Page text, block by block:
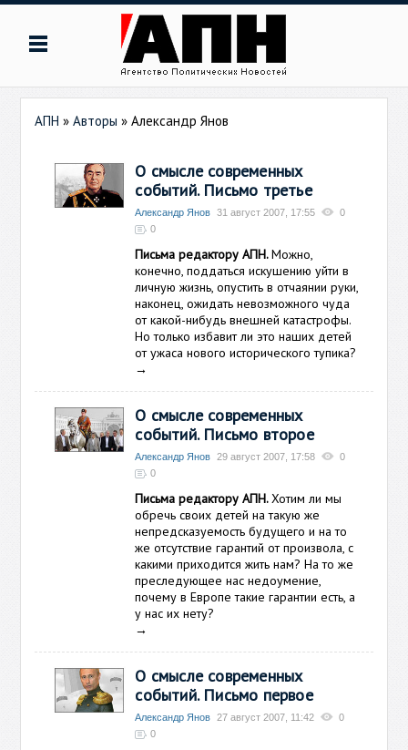
АПН »Авторы »Александр Янов
О смысле современных
событий. Письмо третье
Александр Янов 31 август 2007, 17:55
0
0
Письма редактору АПН.Можно,
конечно, поддаться искушению уйти в
личную жизнь, опустить в отчаянии руки,
наконец, ожидать невозможного чуда
от какой-нибудь внешней катастрофы.
Но только избавит ли это наших детей
от ужаса нового исторического тупика?
→
О смысле современных
событий. Письмо второе
Александр Янов 29 август 2007, 17:58
0
0
Письма редактору АПН.Хотим ли мы
обречь своих детей на такую же
непредсказуемость будущего и на то
же отсутствие гарантий от произвола, с
какими приходится жить нам? На то же
преследующее нас недоумение,
почему в Европе такие гарантии есть, а
у нас их нету?
→
О смысле современных
событий. Письмо первое
Александр Янов 27 август 2007, 11:42
0
0